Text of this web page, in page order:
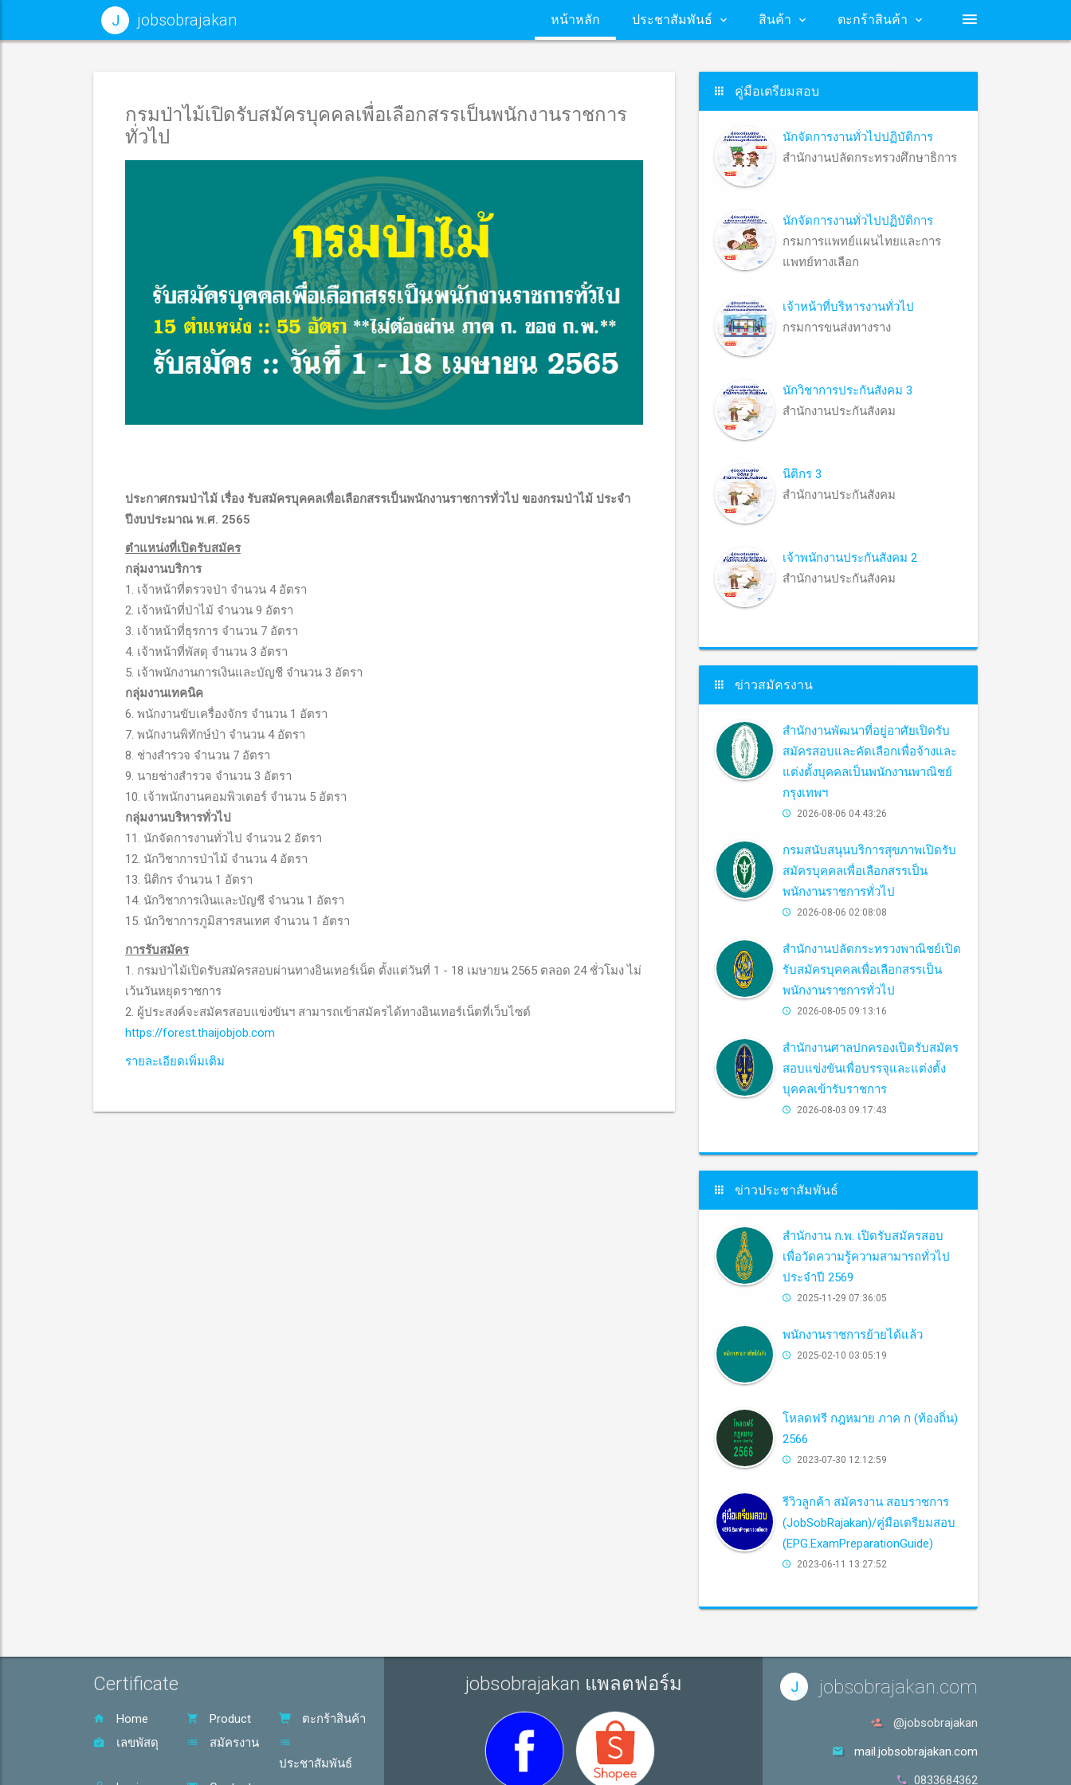
J jobsobrajakan หน้าหลัก ประชาสัมพันธ์ สินค้า ตะกร้าสินค้า
กรมป่าไม้เปิดรับสมัครบุคคลเพื่อเลือกสรรเป็นพนักงานราชการ
ทั่วไป
ประกาศกรมป่าไม้ เรื่อง รับสมัครบุคคลเพื่อเลือกสรรเป็นพนักงานราชการทั่วไป ของกรมป่าไม้ ประจำ
ปีงบประมาณ พ.ศ. 2565
ตำแหน่งที่เปิดรับสมัคร
กลุ่มงานบริการ
1. เจ้าหน้าที่ตรวจป่า จำนวน 4 อัตรา
2. เจ้าหน้าที่ป่าไม้ จำนวน 9 อัตรา
3. เจ้าหน้าที่ธุรการ จำนวน 7 อัตรา
4. เจ้าหน้าที่พัสดุ จำนวน 3 อัตรา
5. เจ้าพนักงานการเงินและบัญชี จำนวน 3 อัตรา
กลุ่มงานเทคนิค
6. พนักงานขับเครื่องจักร จำนวน 1 อัตรา
7. พนักงานพิทักษ์ป่า จำนวน 4 อัตรา
8. ช่างสำรวจ จำนวน 7 อัตรา
9. นายช่างสำรวจ จำนวน 3 อัตรา
10. เจ้าพนักงานคอมพิวเตอร์ จำนวน 5 อัตรา
กลุ่มงานบริหารทั่วไป
11. นักจัดการงานทั่วไป จำนวน 2 อัตรา
12. นักวิชาการป่าไม้ จำนวน 4 อัตรา
13. นิติกร จำนวน 1 อัตรา
14. นักวิชาการเงินและบัญชี จำนวน 1 อัตรา
15. นักวิชาการภูมิสารสนเทศ จำนวน 1 อัตรา
การรับสมัคร
1. กรมป่าไม้เปิดรับสมัครสอบผ่านทางอินเทอร์เน็ต ตั้งแต่วันที่ 1 - 18 เมษายน 2565 ตลอด 24 ชั่วโมง ไม่
เว้นวันหยุดราชการ
2. ผู้ประสงค์จะสมัครสอบแข่งขันฯ สามารถเข้าสมัครได้ทางอินเทอร์เน็ตที่เว็บไซต์
https://forest.thaijobjob.com
รายละเอียดเพิ่มเติม
คู่มือเตรียมสอบ
นักจัดการงานทั่วไปปฏิบัติการ
สำนักงานปลัดกระทรวงศึกษาธิการ
นักจัดการงานทั่วไปปฏิบัติการ
กรมการแพทย์แผนไทยและการ
แพทย์ทางเลือก
เจ้าหน้าที่บริหารงานทั่วไป
กรมการขนส่งทางราง
นักวิชาการประกันสังคม 3
สำนักงานประกันสังคม
นิติกร 3
สำนักงานประกันสังคม
เจ้าพนักงานประกันสังคม 2
สำนักงานประกันสังคม
ข่าวสมัครงาน
สำนักงานพัฒนาที่อยู่อาศัยเปิดรับ
สมัครสอบและคัดเลือกเพื่อจ้างและ
แต่งตั้งบุคคลเป็นพนักงานพาณิชย์
กรุงเทพฯ
2026-08-06 04:43:26
กรมสนับสนุนบริการสุขภาพเปิดรับ
สมัครบุคคลเพื่อเลือกสรรเป็น
พนักงานราชการทั่วไป
2026-08-06 02:08:08
สำนักงานปลัดกระทรวงพาณิชย์เปิด
รับสมัครบุคคลเพื่อเลือกสรรเป็น
พนักงานราชการทั่วไป
2026-08-05 09:13:16
สำนักงานศาลปกครองเปิดรับสมัคร
สอบแข่งขันเพื่อบรรจุและแต่งตั้ง
บุคคลเข้ารับราชการ
2026-08-03 09:17:43
ข่าวประชาสัมพันธ์
สำนักงาน ก.พ. เปิดรับสมัครสอบ
เพื่อวัดความรู้ความสามารถทั่วไป
ประจำปี 2569
2025-11-29 07:36:05
พนักงานราชการย้ายได้แล้ว
2025-02-10 03:05:19
โหลดฟรี กฎหมาย ภาค ก (ท้องถิ่น)
2566
2023-07-30 12:12:59
รีวิวลูกค้า สมัครงาน สอบราชการ
(JobSobRajakan)/คู่มือเตรียมสอบ
(EPG.ExamPreparationGuide)
2023-06-11 13:27:52
Certificate
Home Product
ตะกร้าสินค้า
เลขพัสดุ
สมัครงาน
ประชาสัมพันธ์
jobsobrajakan แพลตฟอร์ม J jobsobrajakan.com
@jobsobrajakan
mail.jobsobrajakan.com
0833684362